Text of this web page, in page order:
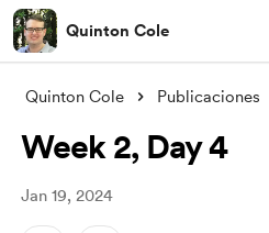
Quinton Cole
Quinton Cole Publicaciones
Week 2, Day 4
Jan 19, 2024